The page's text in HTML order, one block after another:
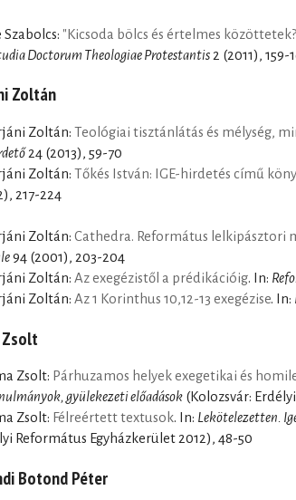
Szabolcs: "Kicsoda bölcs és értelmes
Doctorum Theologiae Protestantis 2 (2011), 159-
Zoltán
Zoltán: Teológiai tisztánlátás és mélység,
24 (2013), 59-70
Zoltán: Tőkés István: IGE-hirdetés című
217-224
Zoltán: Cathedra. Református lelkipásztori
94 (2001), 203-204
Zoltán: Az exegézistől a prédikációig. In:
Zoltán: Az 1 Korinthus 10,12-13 exegézise. In:
Zsolt
Zsolt: Párhuzamos helyek exegetikai és
gyülekezeti előadások (Kolozsvár:
Zsolt: Félreértett textusok. In: Lekötelezetten.
Református Egyházkerület 2012), 48-50
Botond Péter